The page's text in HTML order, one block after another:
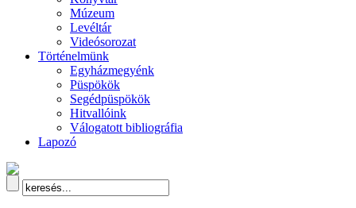
Múzeum
Levéltár
Videósorozat
Történelmünk
Egyházmegyénk
Püspökök
Segédpüspökök
Hitvallóink
Válogatott bibliográfia
Lapozó